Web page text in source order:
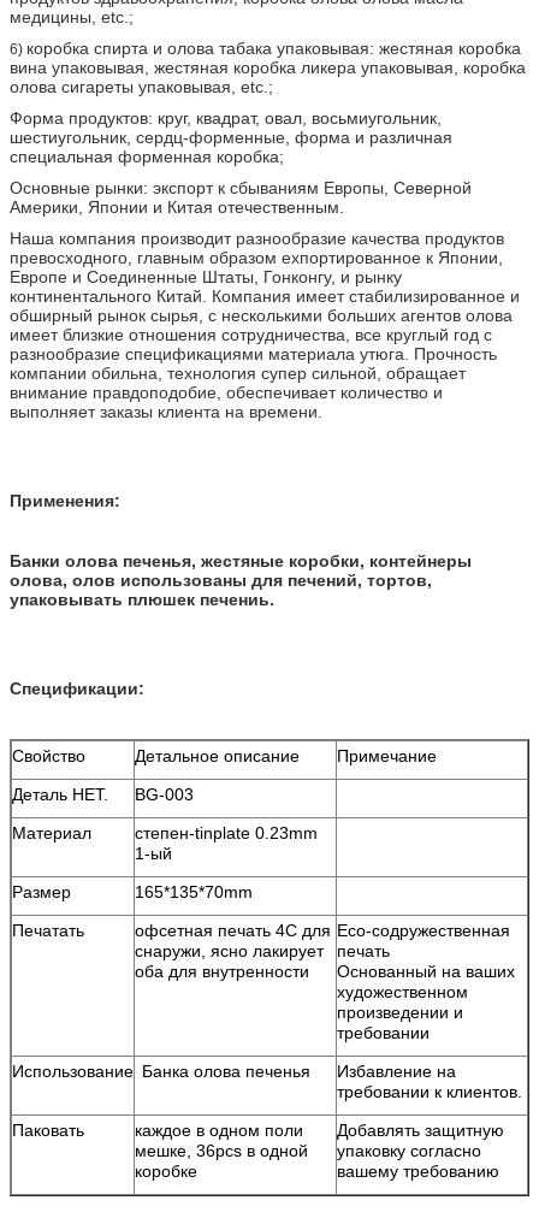
медицины, etc.;
6) коробка спирта и олова табака упаковывая: жестяная коробка
вина упаковывая, жестяная коробка ликера упаковывая, коробка
олова сигареты упаковывая, etc.;
Форма продуктов: круг, квадрат, овал, восьмиугольник,
шестиугольник, сердц-форменные, форма и различная
специальная форменная коробка;
Основные рынки: экспорт к сбываниям Европы, Северной
Америки, Японии и Китая отечественным.
Наша компания производит разнообразие качества продуктов
превосходного, главным образом ехпортированное к Японии,
Европе и Соединенные Штаты, Гонконгу, и рынку
континентального Китай. Компания имеет стабилизированное и
обширный рынок сырья, с несколькими больших агентов олова
имеет близкие отношения сотрудничества, все круглый год с
разнообразие спецификациями материала утюга. Прочность
компании обильна, технология супер сильной, обращает
внимание правдоподобие, обеспечивает количество и
выполняет заказы клиента на времени.
Применения:
Банки олова печенья, жестяные коробки, контейнеры
олова, олов использованы для печений, тортов,
упаковывать плюшек печениь.
Спецификации:
Свойство Детальное описание
Примечание
Деталь НЕТ.
BG-003
Материал
степен-tinplate 0.23mm
1-ый
Размер
165*135*70mm
Печатать
офсетная печать 4C для
снаружи, ясно лакирует
оба для внутренности
Eco-содружественная
печать
Основанный на ваших
художественном
произведении и
требовании
Использование Банка олова печенья
Избавление на
требовании к клиентов.
Паковать
каждое в одном поли
мешке, 36pcs в одной
коробке
Добавлять защитную
упаковку согласно
вашему требованию